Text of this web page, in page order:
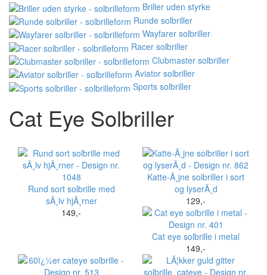
Briller uden styrke
Runde solbriller
Wayfarer solbriller
Racer solbriller
Clubmaster solbriller
Aviator solbriller
Sports solbriller
Cat Eye Solbriller
Rund sort solbrille med
sÃ¸lv hjÃ¸rner
149,-
Katte-Ã¸jne solbriller i sort
og lyserÃ¸d
129,-
Cat eye solbrille i metal
149,-